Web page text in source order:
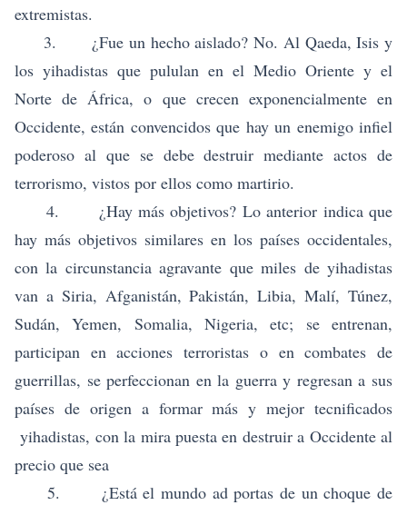
extremistas.
3. ¿Fue un hecho aislado? No. Al Qaeda, Isis y
los yihadistas que pululan en el Medio Oriente y el
Norte de África, o que crecen exponencialmente en
Occidente, están convencidos que hay un enemigo infiel
poderoso al que se debe destruir mediante actos de
terrorismo, vistos por ellos como martirio.
4. ¿Hay más objetivos? Lo anterior indica que
hay más objetivos similares en los países occidentales,
con la circunstancia agravante que miles de yihadistas
van a Siria, Afganistán, Pakistán, Libia, Malí, Túnez,
Sudán, Yemen, Somalia, Nigeria, etc; se entrenan,
participan en acciones terroristas o en combates de
guerrillas, se perfeccionan en la guerra y regresan a sus
países de origen a formar más y mejor tecnificados
yihadistas, con la mira puesta en destruir a Occidente al
precio que sea
5. ¿Está el mundo ad portas de un choque de